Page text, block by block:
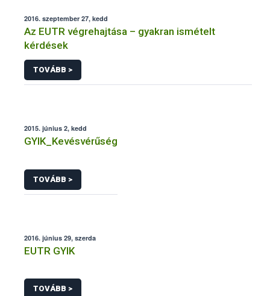
2016. szeptember 27, kedd
Az EUTR végrehajtása – gyakran ismételt
kérdések
TOVÁBB >
2015. június 2, kedd
GYIK_Kevésvérűség
TOVÁBB >
2016. június 29, szerda
EUTR GYIK
TOVÁBB >